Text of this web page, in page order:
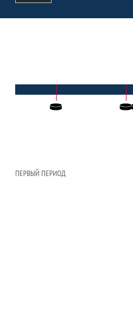
ПЕРВЫЙ ПЕРИОД